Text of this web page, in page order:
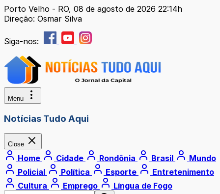
Porto Velho - RO, 08 de agosto de 2026 22:14h
Direção: Osmar Silva
Siga-nos:
Menu
Notícias Tudo Aqui
Close
Home Cidade Rondônia Brasil
Mundo
Policial
Política Esporte
Entretenimento
Cultura
Emprego Língua de Fogo